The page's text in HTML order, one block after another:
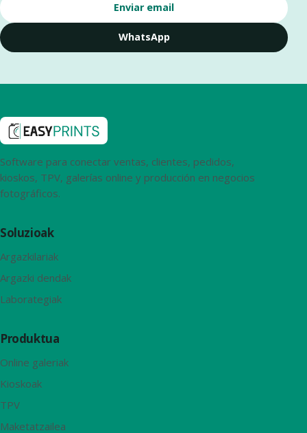
Enviar email
WhatsApp
Software para conectar ventas, clientes, pedidos,
kioskos, TPV, galerías online y producción en negocios
fotográficos.
Soluzioak
Argazkilariak
Argazki dendak
Laborategiak
Produktua
Online galeriak
Kioskoak
TPV
Maketatzailea